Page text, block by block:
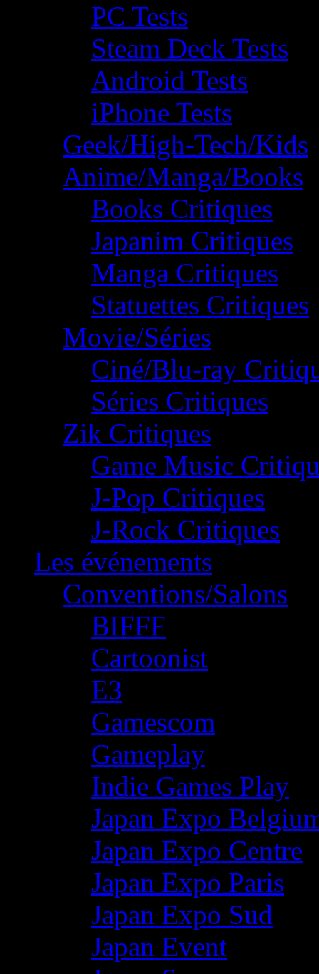
PC Tests
Steam Deck Tests
Android Tests
iPhone Tests
Geek/High-Tech/Kids
Anime/Manga/Books
Books Critiques
Japanim Critiques
Manga Critiques
Statuettes Critiques
Movie/Séries
Ciné/Blu-ray
Séries Critiques
Zik Critiques
Game Music
J-Pop Critiques
J-Rock Critiques
Les événements
Conventions/Salons
BIFFF
Cartoonist
E3
Gamescom
Gameplay
Indie Games Play
Japan Expo
Japan Expo Centre
Japan Expo Paris
Japan Expo Sud
Japan Event